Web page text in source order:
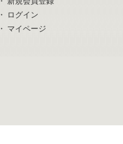
・ ログイン
・ マイページ